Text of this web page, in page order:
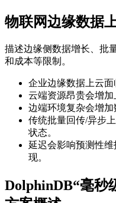
物联网边缘数据
描述边缘侧数据增长、批
和成本等限制。
企业边缘数据上云面
云端资源昂贵会增加
边端环境复杂会增加
传统批量回传/异步
状态。
延迟会影响预测性
现。
DolphinDB“毫秒